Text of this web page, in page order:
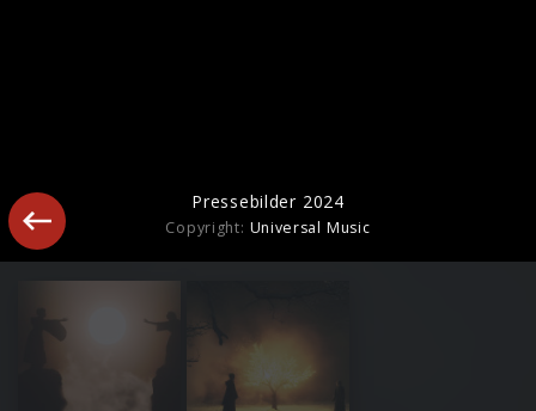
Pressebilder 2022
Pressebilder 2024
Copyright: Universal Music